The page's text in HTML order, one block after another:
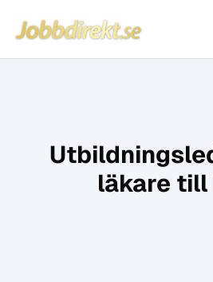
Hoppa till innehåll
Jobbdirekt
läkare till